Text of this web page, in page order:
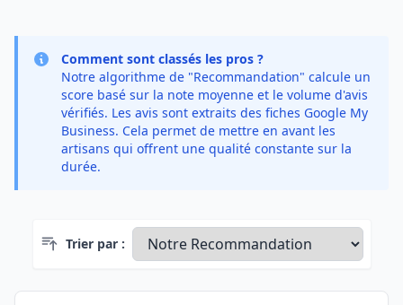
Comment sont classés les pros ?
Notre algorithme de "Recommandation" calcule un
score basé sur la note moyenne et le volume d'avis
vérifiés. Les avis sont extraits des fiches Google My
Business. Cela permet de mettre en avant les
artisans qui offrent une qualité constante sur la
durée.
Trier par :